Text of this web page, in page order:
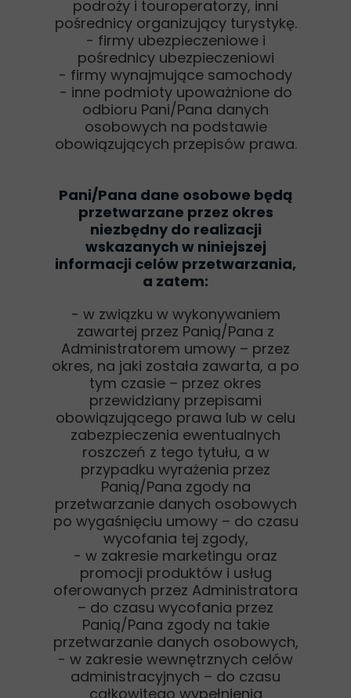
podroży i touroperatorzy, inni
pośrednicy organizujący turystykę.
- firmy ubezpieczeniowe i
pośrednicy ubezpieczeniowi
- firmy wynajmujące samochody
- inne podmioty upoważnione do
odbioru Pani/Pana danych
osobowych na podstawie
obowiązujących przepisów prawa.
Pani/Pana dane osobowe będą
przetwarzane przez okres
niezbędny do realizacji
wskazanych w niniejszej
informacji celów przetwarzania,
a zatem:
- w związku w wykonywaniem
zawartej przez Panią/Pana z
Administratorem umowy – przez
okres, na jaki została zawarta, a po
tym czasie – przez okres
przewidziany przepisami
obowiązującego prawa lub w celu
zabezpieczenia ewentualnych
roszczeń z tego tytułu, a w
przypadku wyrażenia przez
Panią/Pana zgody na
przetwarzanie danych osobowych
po wygaśnięciu umowy – do czasu
wycofania tej zgody,
- w zakresie marketingu oraz
promocji produktów i usług
oferowanych przez Administratora
– do czasu wycofania przez
Panią/Pana zgody na takie
przetwarzanie danych osobowych,
- w zakresie wewnętrznych celów
administracyjnych – do czasu
całkowitego wypełnienia